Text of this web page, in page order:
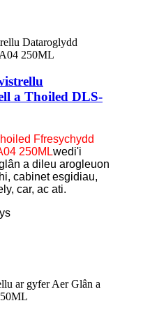
a Thoiled DLS-
Ffresychydd
250MLwedi'i
a dileu arogleuon
cabinet esgidiau,
car, ac ati.